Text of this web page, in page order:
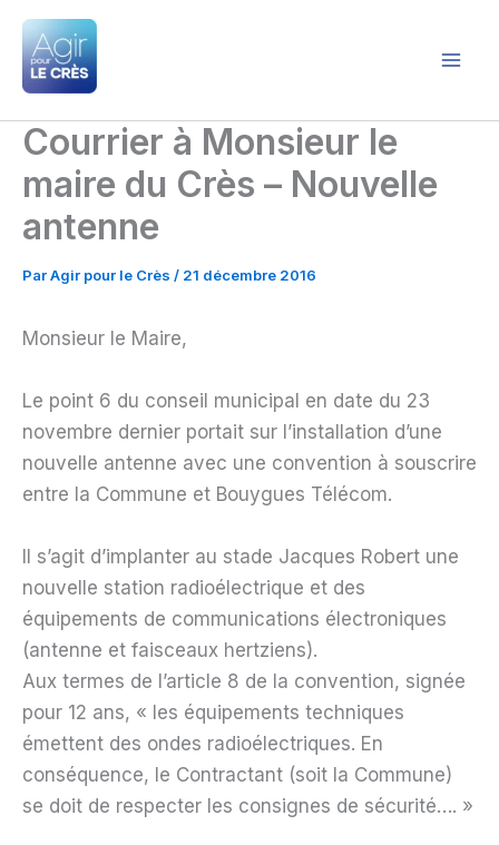
Aller
contenu
Courrier à Monsieur le
maire du Crès – Nouvelle
antenne
ParAgir pour le Crès / 21 décembre 2016
Monsieur le Maire,
Le point 6 du conseil municipal en date du 23
novembre dernier portait sur l’installation d’une
nouvelle antenne avec une convention à souscrire
entre la Commune et Bouygues Télécom.
Il s’agit d’implanter au stade Jacques Robert une
nouvelle station radioélectrique et des
équipements de communications électroniques
(antenne et faisceaux hertziens).
Aux termes de l’article 8 de la convention, signée
pour 12 ans, « les équipements techniques
émettent des ondes radioélectriques. En
conséquence, le Contractant (soit la Commune)
se doit de respecter les consignes de sécurité…. »